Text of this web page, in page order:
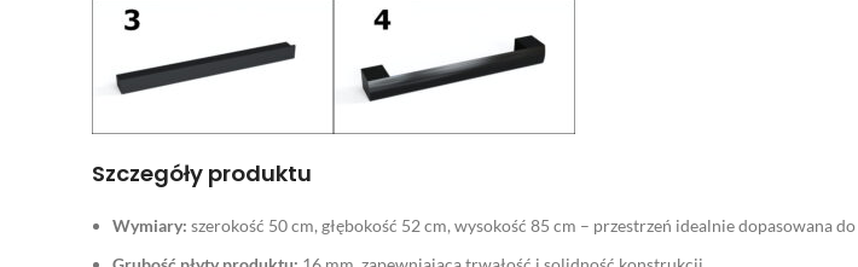
Szczegóły produktu
Wymiary: szerokość 50 cm, głębokość 52 cm, wysokość 85 cm – przestrzeń idealnie dopasowana